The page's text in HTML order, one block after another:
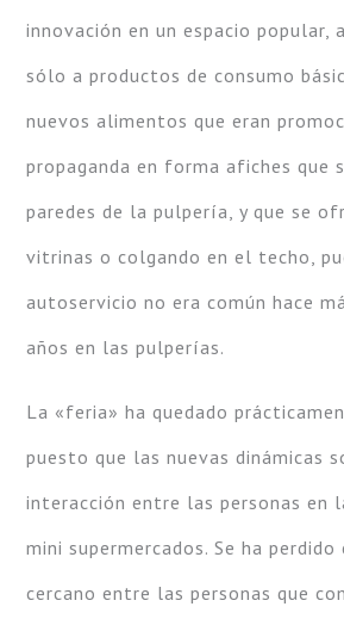
innovación en un espacio popular,
sólo a productos de consumo
nuevos alimentos que eran
propaganda en forma afiches que
paredes de la pulpería, y que se
vitrinas o colgando en el techo,
autoservicio no era común hace
años en las pulperías.
La «feria» ha quedado
puesto que las nuevas dinámicas
interacción entre las personas en
mini supermercados. Se ha
cercano entre las personas que